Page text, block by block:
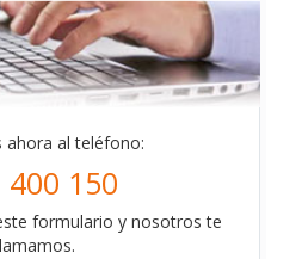
ahora al teléfono:
400 150
formulario y nosotros te